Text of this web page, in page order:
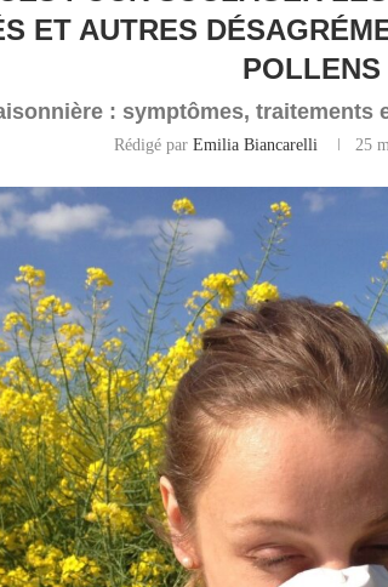
ET AUTRES
POLLENS
: symptômes, traitements
Rédigé parEmilia Biancarelli 25